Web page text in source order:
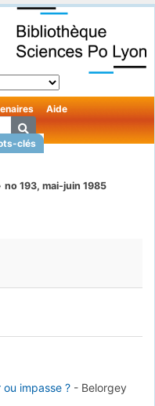
clés
Aide
no 193, mai-juin 1985
impasse ? - Belorgey